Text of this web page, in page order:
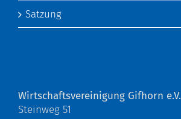
Satzung
Wirtschaftsvereinigung Gifhorn e.V.
Steinweg 51